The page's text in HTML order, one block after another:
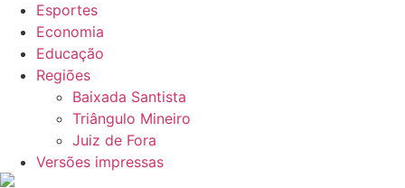
Esportes
Economia
Educação
Regiões
Baixada Santista
Triângulo Mineiro
Juiz de Fora
Versões impressas